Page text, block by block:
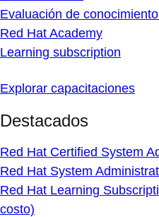
Evaluación de
Red Hat Academy
Learning subscription
Explorar capacitaciones
Destacados
Red Hat Certified System
Red Hat System
Red Hat Learning
costo)